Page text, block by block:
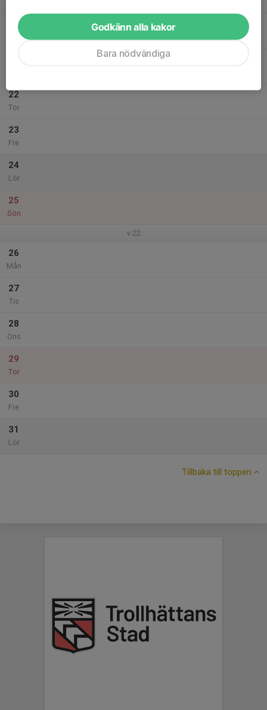
20
22
Tor
23
Fre
24
Lör
25
Sön
v.22
26
Mån
27
Tis
28
Ons
29
Tor
30
Fre
31
Lör
Tillbaka till toppen
Godkänn alla kakor
Bara nödvändiga